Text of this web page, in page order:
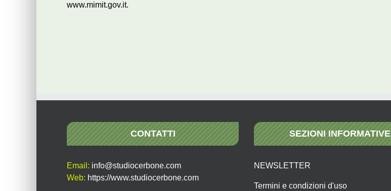
www.mimit.gov.it.
CONTATTI
Email: info@studiocerbone.com
Web: https://www.studiocerbone.com
SEZIONI INFORMATIVE
NEWSLETTER
Termini e condizioni d'uso